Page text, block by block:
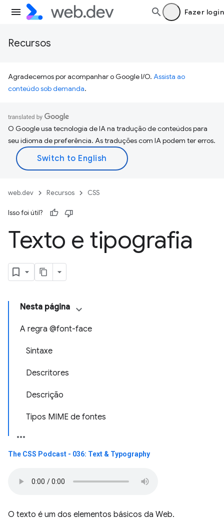
Fazer login
Recursos
Agradecemos por acompanhar o Google I/O. Assista ao
conteúdo sob demanda.
O Google usa tecnologia de IA na tradução de conteúdos para
seu idioma de preferência. As traduções com IA podem ter erros.
web.dev Recursos CSS
Isso foi útil?
Texto e tipografia
Nesta página
A regra @font-face
Sintaxe
Descritores
Descrição
Tipos MIME de fontes
The CSS Podcast - 036: Text & Typography
O texto é um dos elementos básicos da Web.